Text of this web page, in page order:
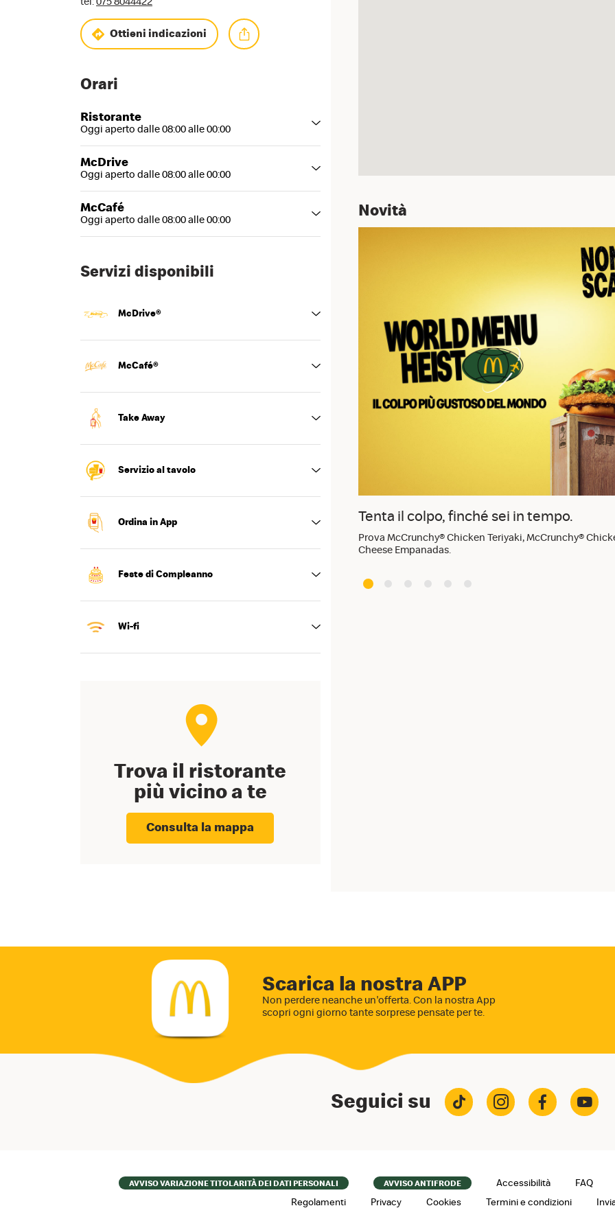
Ottieni indicazioni
Orari
Ristorante
Oggi aperto dalle 08:00 alle 00:00
McDrive
Oggi aperto dalle 08:00 alle 00:00
McCafé
Oggi aperto dalle 08:00 alle 00:00
Servizi disponibili
McDrive®
McCafé®
Take Away
Servizio al tavolo
Ordina in App
Feste di Compleanno
Wi-fi
Trova il ristorante
più vicino a te
Consulta la mappa
Novità
sei in tempo. Il McChicken® ora ancora più tenero e
Tenero al primo morso, succoso fino all’ultimo.
Scarica la nostra APP
Non perdere neanche un'offerta. Con la nostra App
scopri ogni giorno tante sorprese pensate per te.
Seguici su
FooterAVVISO VARIAZIONE TITOLARITÀ DEI DATI PERSONALI AVVISO ANTIFRODE Accessibilità FAQ
Regolamenti
Privacy Cookies Termini e condizioni